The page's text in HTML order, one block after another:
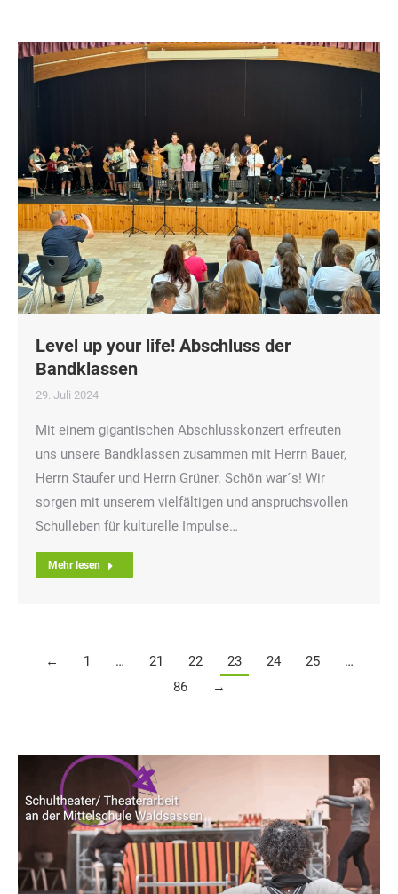
Level up your life! Abschluss der
Bandklassen
29. Juli 2024
Mit einem gigantischen Abschlusskonzert erfreuten
uns unsere Bandklassen zusammen mit Herrn Bauer,
Herrn Staufer und Herrn Grüner. Schön war´s! Wir
sorgen mit unserem vielfältigen und anspruchsvollen
Schulleben für kulturelle Impulse…
Mehr lesen
← 1 … 21 22 23 24 25
…
86
→